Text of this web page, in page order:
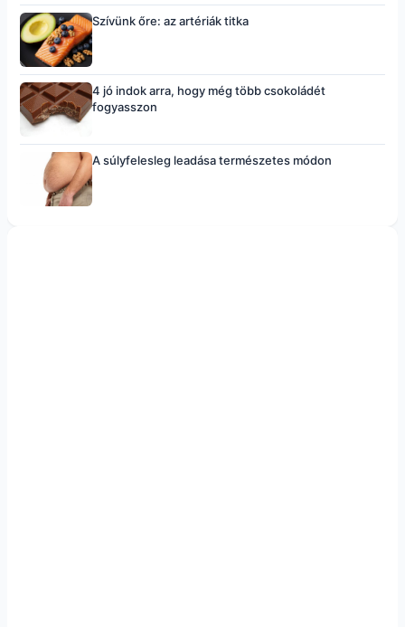
Szívünk őre: az artériák titka
4 jó indok arra, hogy még több csokoládét
fogyasszon
A súlyfelesleg leadása természetes módon